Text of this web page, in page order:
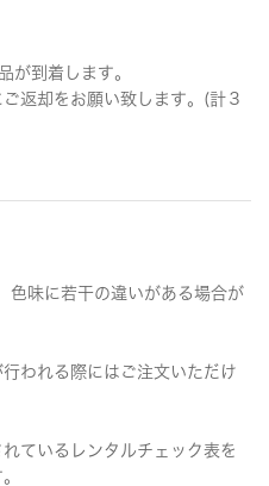
が到着します。
ご返却をお願い致します。(計３
味に若干の違いがある場合が
われる際にはご注文いただけ
ているレンタルチェック表を